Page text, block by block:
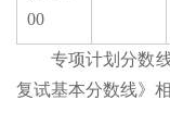
00
专项计划分数
复试基本分数线》